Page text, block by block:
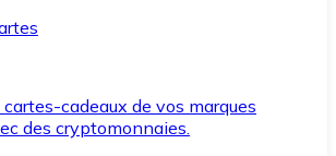
cadeaux de vos marques
des cryptomonnaies.